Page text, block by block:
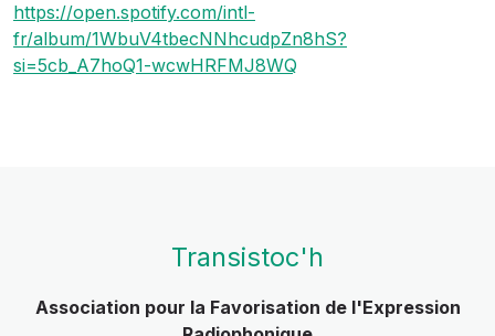
https://open.spotify.com/intl-
fr/album/1WbuV4tbecNNhcudpZn8hS?
si=5cb_A7hoQ1-wcwHRFMJ8WQ
Transistoc'h
Association pour la Favorisation de l'Expression